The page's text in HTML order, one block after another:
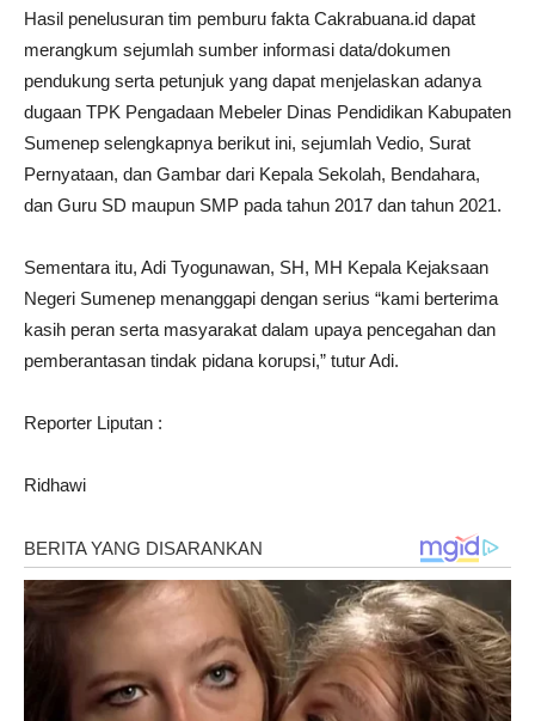
Hasil penelusuran tim pemburu fakta Cakrabuana.id dapat
merangkum sejumlah sumber informasi data/dokumen
pendukung serta petunjuk yang dapat menjelaskan adanya
dugaan TPK Pengadaan Mebeler Dinas Pendidikan Kabupaten
Sumenep selengkapnya berikut ini, sejumlah Vedio, Surat
Pernyataan, dan Gambar dari Kepala Sekolah, Bendahara,
dan Guru SD maupun SMP pada tahun 2017 dan tahun 2021.
Sementara itu, Adi Tyogunawan, SH, MH Kepala Kejaksaan
Negeri Sumenep menanggapi dengan serius “kami berterima
kasih peran serta masyarakat dalam upaya pencegahan dan
pemberantasan tindak pidana korupsi,” tutur Adi.
Reporter Liputan :
Ridhawi